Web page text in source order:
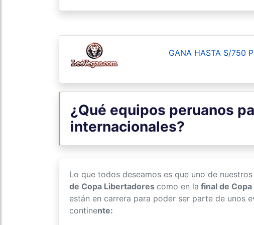
GANA HASTA S/750
¿Qué equipos peruanos
internacionales?
Lo que todos deseamos es que uno de
de Copa Libertadores como en la final de
están en carrera para poder ser parte de unos
continente: